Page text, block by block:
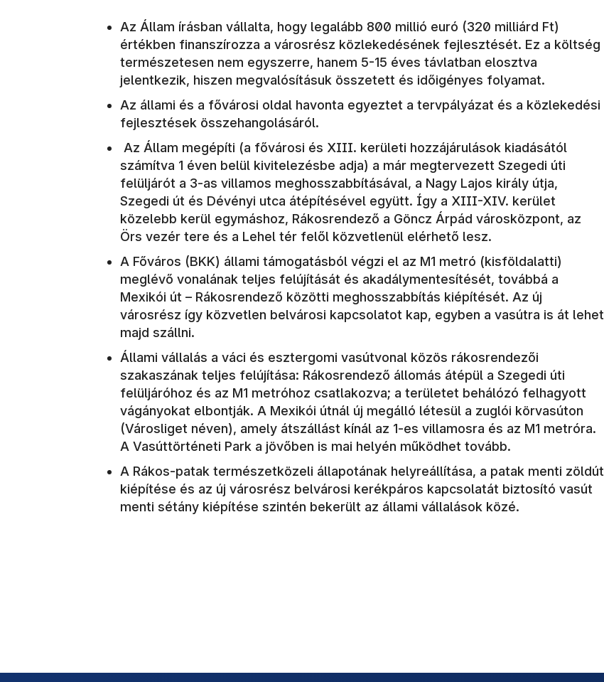
Az Állam írásban vállalta, hogy legalább 800 millió euró (320 milliárd Ft)
értékben finanszírozza a városrész közlekedésének fejlesztését. Ez a költség
természetesen nem egyszerre, hanem 5-15 éves távlatban elosztva
jelentkezik, hiszen megvalósításuk összetett és időigényes folyamat.
Az állami és a fővárosi oldal havonta egyeztet a tervpályázat és a közlekedési
fejlesztések összehangolásáról.
Az Állam megépíti (a fővárosi és XIII. kerületi hozzájárulások kiadásától
számítva 1 éven belül kivitelezésbe adja) a már megtervezett Szegedi úti
felüljárót a 3-as villamos meghosszabbításával, a Nagy Lajos király útja,
Szegedi út és Dévényi utca átépítésével együtt. Így a XIII-XIV. kerület
közelebb kerül egymáshoz, Rákosrendező a Göncz Árpád városközpont, az
Örs vezér tere és a Lehel tér felől közvetlenül elérhető lesz.
A Főváros (BKK) állami támogatásból végzi el az M1 metró (kisföldalatti)
meglévő vonalának teljes felújítását és akadálymentesítését, továbbá a
Mexikói út – Rákosrendező közötti meghosszabbítás kiépítését. Az új
városrész így közvetlen belvárosi kapcsolatot kap, egyben a vasútra is át lehet
majd szállni.
Állami vállalás a váci és esztergomi vasútvonal közös rákosrendezői
szakaszának teljes felújítása: Rákosrendező állomás átépül a Szegedi úti
felüljáróhoz és az M1 metróhoz csatlakozva; a területet behálózó felhagyott
vágányokat elbontják. A Mexikói útnál új megálló létesül a zuglói körvasúton
(Városliget néven), amely átszállást kínál az 1-es villamosra és az M1 metróra.
A Vasúttörténeti Park a jövőben is mai helyén működhet tovább.
A Rákos-patak természetközeli állapotának helyreállítása, a patak menti zöldút
kiépítése és az új városrész belvárosi kerékpáros kapcsolatát biztosító vasút
menti sétány kiépítése szintén bekerült az állami vállalások közé.